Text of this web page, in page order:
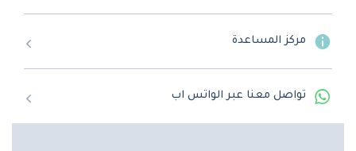
مركز المساعدة
تواصل معنا عبر الواتس اب